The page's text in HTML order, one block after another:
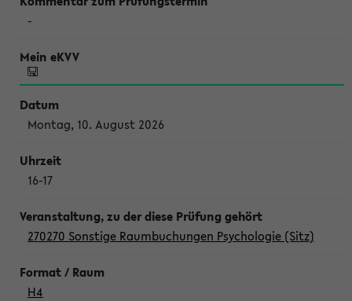
-
Montag, 10. August 2026
16-17
270270 Sonstige Raumbuchungen Psychologie (Sitz)
H4